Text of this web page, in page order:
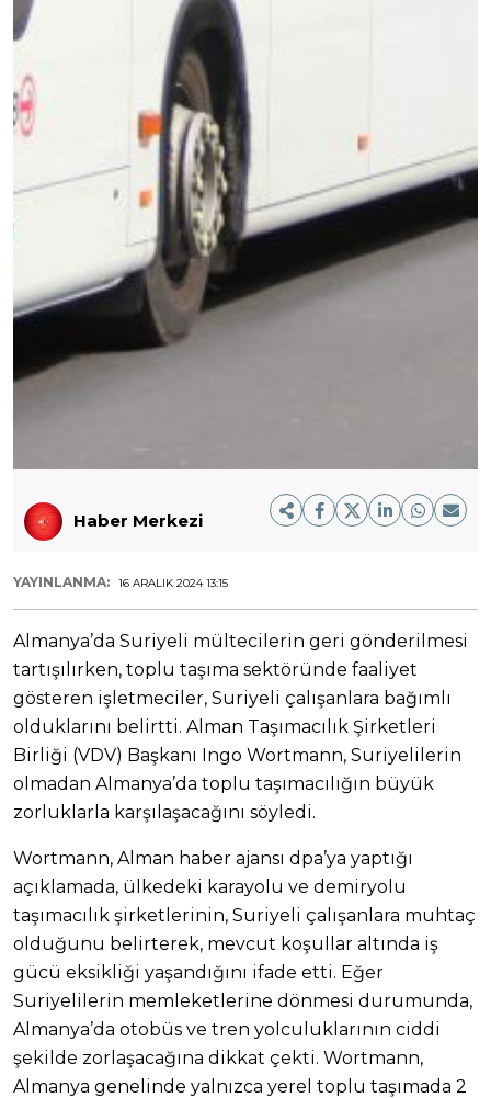
Haber Merkezi
YAYINLANMA: 16 ARALIK 2024 13:15
Almanya’da Suriyeli mültecilerin geri gönderilmesi
tartışılırken, toplu taşıma sektöründe faaliyet
gösteren işletmeciler, Suriyeli çalışanlara bağımlı
olduklarını belirtti. Alman Taşımacılık Şirketleri
Birliği (VDV) Başkanı Ingo Wortmann, Suriyelilerin
olmadan Almanya’da toplu taşımacılığın büyük
zorluklarla karşılaşacağını söyledi.
Wortmann, Alman haber ajansı dpa’ya yaptığı
açıklamada, ülkedeki karayolu ve demiryolu
taşımacılık şirketlerinin, Suriyeli çalışanlara muhtaç
olduğunu belirterek, mevcut koşullar altında iş
gücü eksikliği yaşandığını ifade etti. Eğer
Suriyelilerin memleketlerine dönmesi durumunda,
Almanya’da otobüs ve tren yolculuklarının ciddi
şekilde zorlaşacağına dikkat çekti. Wortmann,
Almanya genelinde yalnızca yerel toplu taşımada 2